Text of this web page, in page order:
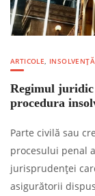
ARTICOLE,
Regimul
procedura
Parte civilă sau
procesului penal
jurisprudenței
asigurătorii